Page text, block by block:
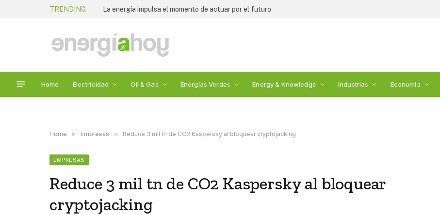
TRENDING La energía impulsa el momento de actuar por el futuro
Home Electricidad Oil & Gas Energías Verdes Energy & Knowledge Industrias Economía
Home » Empresas » Reduce 3 mil tn de CO2 Kaspersky al bloquear cryptojacking
EMPRESAS
Reduce 3 mil tn de CO2 Kaspersky al bloquear
cryptojacking